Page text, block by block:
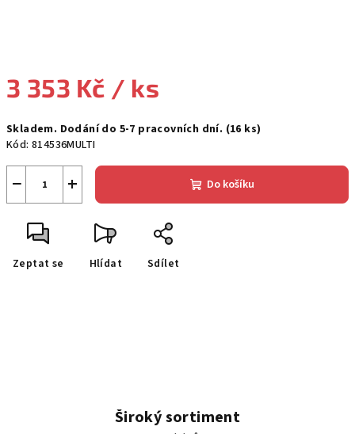
3 353 Kč / ks
cena:
Skladem. Dodání do 5-7 pracovních dní. (16 ks)
Kód: 814536MULTI
+
− Do košíku
Zeptat se Hlídat Sdílet
Široký sortiment